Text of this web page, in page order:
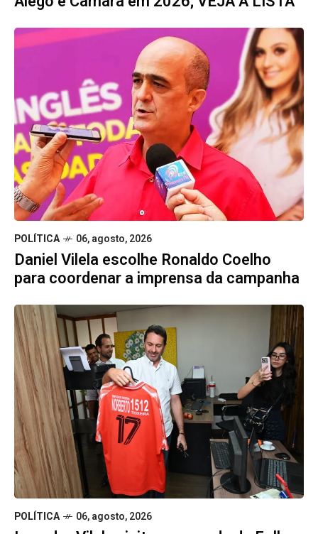
POLÍTICA 06, agosto, 2026
Daniel Vilela escolhe Ronaldo Coelho
para coordenar a imprensa da campanha
POLÍTICA 06, agosto, 2026